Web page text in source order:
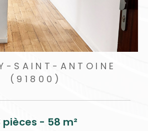
SAINT-ANTOINE
(91800)
pièces - 58 m²